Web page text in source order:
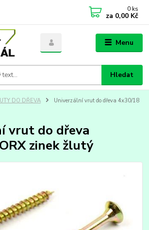
Menu
Hledat
0 ks
za 0,00 Kč
DO DŘEVA
Univerzální vrut do dřeva 4x30/18
vrut do dřeva
zinek žlutý